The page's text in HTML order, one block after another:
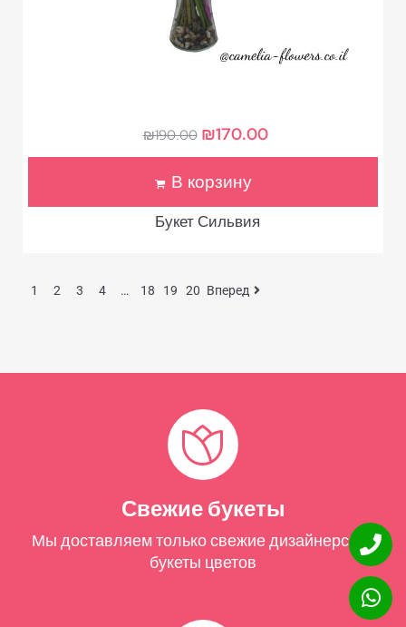
Букет Сильвия
₪190.00 ₪170.00
В корзину
1 2 3 4 … 18 19 20 Вперед
Свежие букеты
Мы доставляем только свежие дизайнерские
букеты цветов